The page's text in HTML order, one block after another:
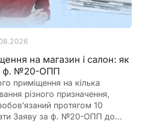
на магазин і салон: як
ф. №20-ОПП
приміщення на кілька
різного призначення,
протягом 10
Заяву за ф. №20-ОПП до